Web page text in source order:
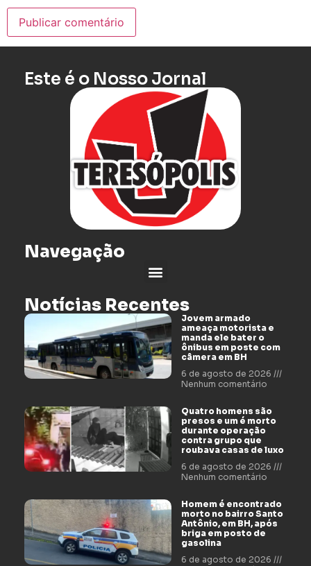
Este é o Nosso Jornal
Navegação
Notícias Recentes
Jovem armado
ameaça motorista e
manda ele bater o
ônibus em poste com
câmera em BH
6 de agosto de 2026
Nenhum comentário
Quatro homens são
presos e um é morto
durante operação
contra grupo que
roubava casas de luxo
6 de agosto de 2026
Nenhum comentário
Homem é encontrado
morto no bairro Santo
Antônio, em BH, após
briga em posto de
gasolina
6 de agosto de 2026